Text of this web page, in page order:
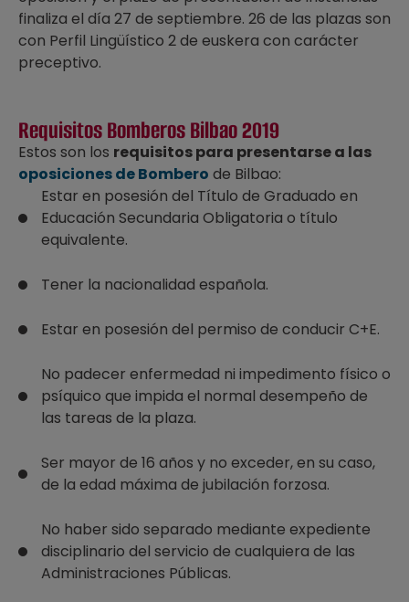
finaliza el día 27 de septiembre. 26 de las plazas son
con Perfil Lingüístico 2 de euskera con carácter
preceptivo.
Requisitos Bomberos Bilbao 2019
Estos son los requisitos para presentarse a las
oposiciones de Bombero de Bilbao:
Estar en posesión del Título de Graduado en
Educación Secundaria Obligatoria o título
equivalente.
Tener la nacionalidad española.
Estar en posesión del permiso de conducir C+E.
No padecer enfermedad ni impedimento físico o
psíquico que impida el normal desempeño de
las tareas de la plaza.
Ser mayor de 16 años y no exceder, en su caso,
de la edad máxima de jubilación forzosa.
No haber sido separado mediante expediente
disciplinario del servicio de cualquiera de las
Administraciones Públicas.